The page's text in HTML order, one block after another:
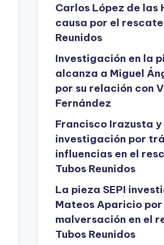
Carlos López de las
causa por el
Reunidos
Investigación en la
alcanza a Miguel
por su relación con
Fernández
Francisco Irazusta y
investigación por
influencias en el
Tubos Reunidos
La pieza SEPI
Mateos Aparicio
malversación en el
Tubos Reunidos